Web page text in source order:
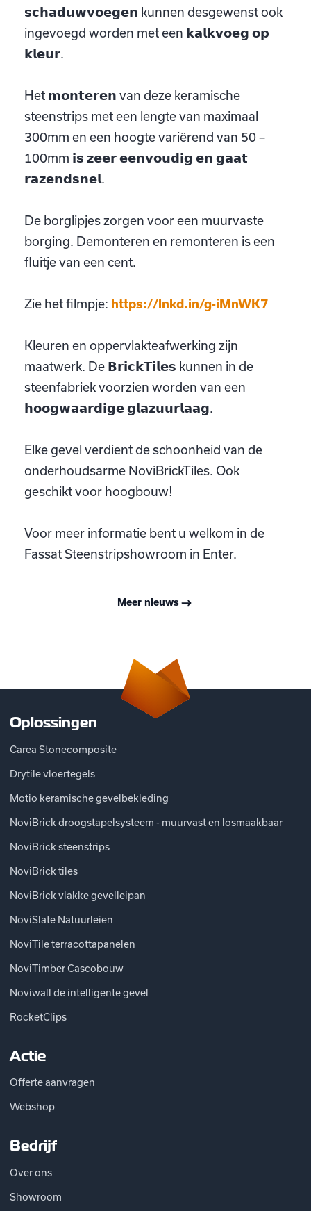
𝘀𝗰𝗵𝗮𝗱𝘂𝘄𝘃𝗼𝗲𝗴𝗲𝗻 kunnen desgewenst ook
ingevoegd worden met een 𝗸𝗮𝗹𝗸𝘃𝗼𝗲𝗴 𝗼𝗽
𝗸𝗹𝗲𝘂𝗿.
Het 𝗺𝗼𝗻𝘁𝗲𝗿𝗲𝗻 van deze keramische
steenstrips met een lengte van maximaal
300mm en een hoogte variërend van 50 –
100mm 𝗶𝘀 𝘇𝗲𝗲𝗿 𝗲𝗲𝗻𝘃𝗼𝘂𝗱𝗶𝗴 𝗲𝗻 𝗴𝗮𝗮𝘁
𝗿𝗮𝘇𝗲𝗻𝗱𝘀𝗻𝗲𝗹.
De borglipjes zorgen voor een muurvaste
borging. Demonteren en remonteren is een
fluitje van een cent.
Zie het filmpje: https://lnkd.in/g-iMnWK7
Kleuren en oppervlakteafwerking zijn
maatwerk. De 𝗕𝗿𝗶𝗰𝗸𝗧𝗶𝗹𝗲𝘀 kunnen in de
steenfabriek voorzien worden van een
𝗵𝗼𝗼𝗴𝘄𝗮𝗮𝗿𝗱𝗶𝗴𝗲 𝗴𝗹𝗮𝘇𝘂𝘂𝗿𝗹𝗮𝗮𝗴.
Elke gevel verdient de schoonheid van de
onderhoudsarme NoviBrickTiles. Ook
geschikt voor hoogbouw!
Voor meer informatie bent u welkom in de
Fassat Steenstripshowroom in Enter.
Meer nieuws
Oplossingen
Carea Stonecomposite
Drytile vloertegels
Motio keramische gevelbekleding
NoviBrick droogstapelsysteem - muurvast en losmaakbaar
NoviBrick steenstrips
NoviBrick tiles
NoviBrick vlakke gevelleipan
NoviSlate Natuurleien
NoviTile terracottapanelen
NoviTimber Cascobouw
Noviwall de intelligente gevel
RocketClips
Actie
Offerte aanvragen
Webshop
Bedrijf
Over ons
Showroom